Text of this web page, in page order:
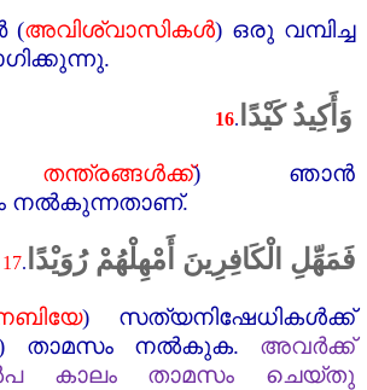
(അവിശ്വാസികൾ) ഒരു വമ്പിച്ച
16. وَأَكِيدُ كَيْدًا
) ഞാൻ
നൽകുന്നതാണ്‌.
17. فَمَهِّلِ الْكَافِرِينَ أَمْهِلْهُمْ رُوَيْدًا
) സത്യനിഷേധികൾക്ക്‌
താമസം നൽകുക.
അവർക്ക്‌
കാലം താമസം ചെയ്തു